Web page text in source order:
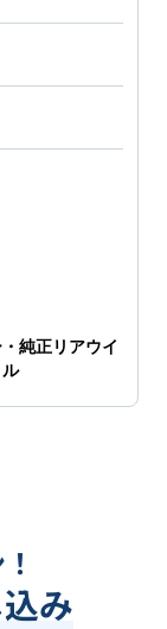
純正リアウイ
み